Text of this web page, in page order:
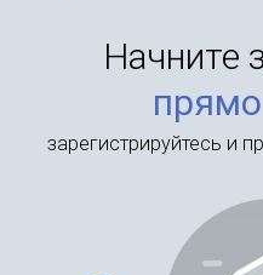
Начните
зарегистрируйтесь и